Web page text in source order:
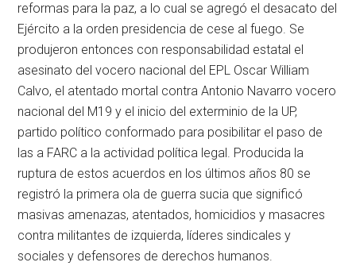
reformas para la paz, a lo cual se agregó el desacato del
Ejército a la orden presidencia de cese al fuego. Se
produjeron entonces con responsabilidad estatal el
asesinato del vocero nacional del EPL Oscar William
Calvo, el atentado mortal contra Antonio Navarro vocero
nacional del M19 y el inicio del exterminio de la UP,
partido político conformado para posibilitar el paso de
las a FARC a la actividad política legal. Producida la
ruptura de estos acuerdos en los últimos años 80 se
registró la primera ola de guerra sucia que significó
masivas amenazas, atentados, homicidios y masacres
contra militantes de izquierda, líderes sindicales y
sociales y defensores de derechos humanos.